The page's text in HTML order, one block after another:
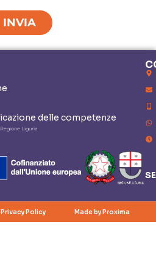
INVIA
delle competenze
Liguria
Privacy Policy Made by Proxima